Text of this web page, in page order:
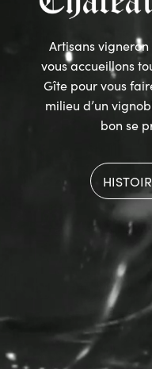
Artisans
vous accueillons
Gîte pour vous
milieu d’un
bon se